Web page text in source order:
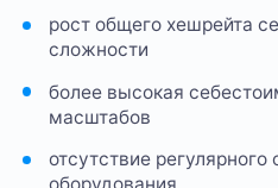
рост общего хешрейта
сложности
более высокая
масштабов
отсутствие регулярного